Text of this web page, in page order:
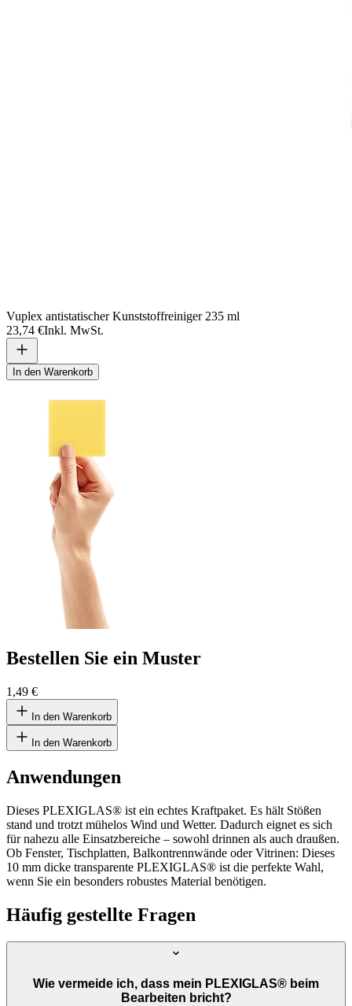
Vuplex antistatischer Kunststoffreiniger 235 ml
23,74 €Inkl. MwSt.
In den Warenkorb
Bestellen Sie ein Muster
1,49 €
In den Warenkorb
In den Warenkorb
Anwendungen
Dieses PLEXIGLAS® ist ein echtes Kraftpaket. Es hält Stößen
stand und trotzt mühelos Wind und Wetter. Dadurch eignet es sich
für nahezu alle Einsatzbereiche – sowohl drinnen als auch draußen.
Ob Fenster, Tischplatten, Balkontrennwände oder Vitrinen: Dieses
10 mm dicke transparente PLEXIGLAS® ist die perfekte Wahl,
wenn Sie ein besonders robustes Material benötigen.
Häufig gestellte Fragen
Wie vermeide ich, dass mein PLEXIGLAS® beim
Bearbeiten bricht?